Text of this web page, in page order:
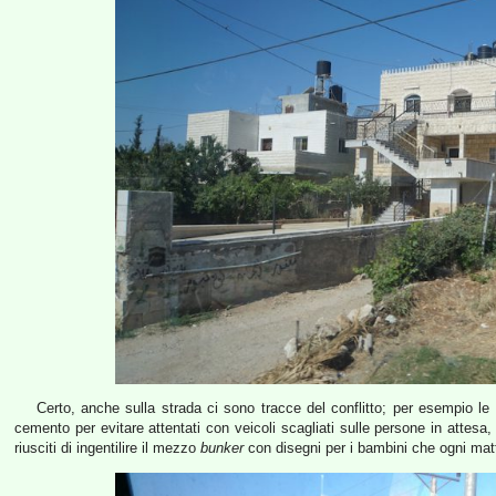
Certo, anche sulla strada ci sono tracce del conflitto; per esempio
cemento per evitare attentati con veicoli scagliati sulle persone in
riusciti di ingentilire il mezzo bunkercon disegni per i bambini che ogni